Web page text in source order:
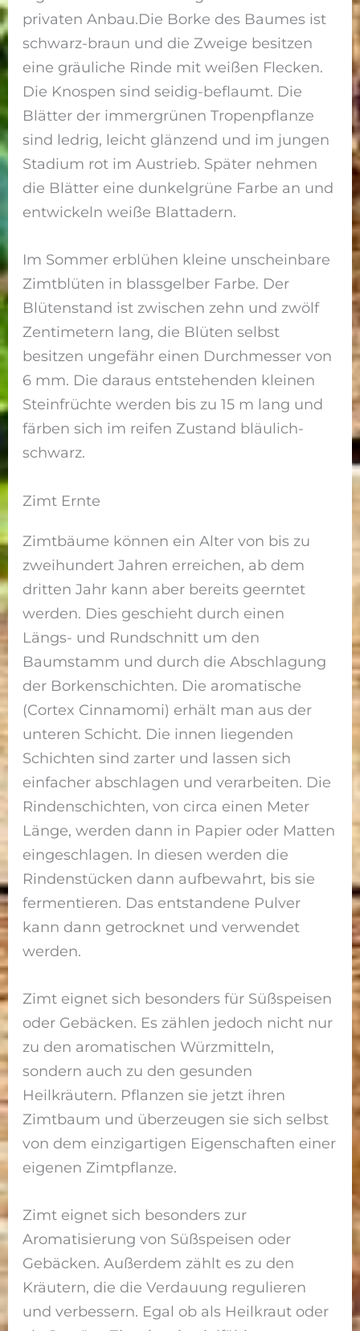
privaten Anbau.Die Borke des Baumes ist
schwarz-braun und die Zweige besitzen
eine gräuliche Rinde mit weißen Flecken.
Die Knospen sind seidig-beflaumt. Die
Blätter der immergrünen Tropenpflanze
sind ledrig, leicht glänzend und im jungen
Stadium rot im Austrieb. Später nehmen
die Blätter eine dunkelgrüne Farbe an und
entwickeln weiße Blattadern.
Im Sommer erblühen kleine unscheinbare
Zimtblüten in blassgelber Farbe. Der
Blütenstand ist zwischen zehn und zwölf
Zentimetern lang, die Blüten selbst
besitzen ungefähr einen Durchmesser von
6 mm. Die daraus entstehenden kleinen
Steinfrüchte werden bis zu 15 m lang und
färben sich im reifen Zustand bläulich-
schwarz.
Zimt Ernte
Zimtbäume können ein Alter von bis zu
zweihundert Jahren erreichen, ab dem
dritten Jahr kann aber bereits geerntet
werden. Dies geschieht durch einen
Längs- und Rundschnitt um den
Baumstamm und durch die Abschlagung
der Borkenschichten. Die aromatische
(Cortex Cinnamomi) erhält man aus der
unteren Schicht. Die innen liegenden
Schichten sind zarter und lassen sich
einfacher abschlagen und verarbeiten. Die
Rindenschichten, von circa einen Meter
Länge, werden dann in Papier oder Matten
eingeschlagen. In diesen werden die
Rindenstücken dann aufbewahrt, bis sie
fermentieren. Das entstandene Pulver
kann dann getrocknet und verwendet
werden.
Zimt eignet sich besonders für Süßspeisen
oder Gebäcken. Es zählen jedoch nicht nur
zu den aromatischen Würzmitteln,
sondern auch zu den gesunden
Heilkräutern. Pflanzen sie jetzt ihren
Zimtbaum und überzeugen sie sich selbst
von dem einzigartigen Eigenschaften einer
eigenen Zimtpflanze.
Zimt eignet sich besonders zur
Aromatisierung von Süßspeisen oder
Gebäcken. Außerdem zählt es zu den
Kräutern, die die Verdauung regulieren
und verbessern. Egal ob als Heilkraut oder